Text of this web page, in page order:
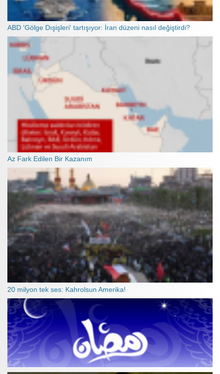
ABD 'Gölge Dışişleri' tartışıyor: İran düzeni nasıl değiştirdi?
Az Fark Edilen Bir Kazanım
20 milyon tek ses: Kahrolsun Amerika!